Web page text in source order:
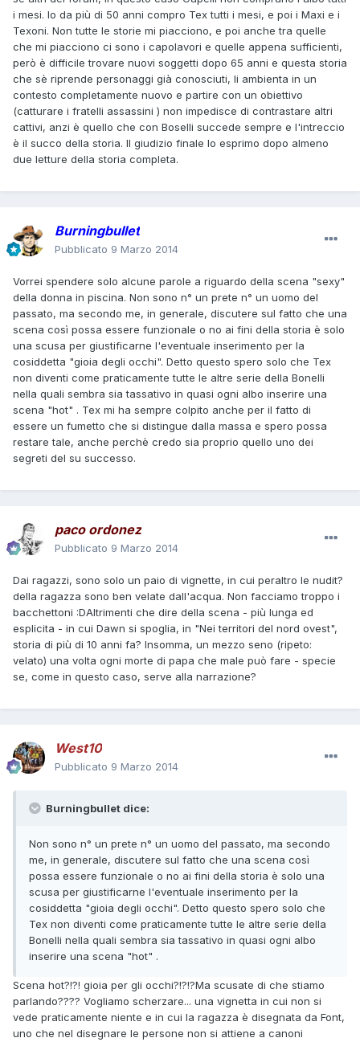
i mesi. Io da più di 50 anni compro Tex tutti i mesi, e poi i Maxi e i
Texoni. Non tutte le storie mi piacciono, e poi anche tra quelle
che mi piacciono ci sono i capolavori e quelle appena sufficienti,
però è difficile trovare nuovi soggetti dopo 65 anni e questa storia
che sè riprende personaggi già conosciuti, li ambienta in un
contesto completamente nuovo e partire con un obiettivo
(catturare i fratelli assassini ) non impedisce di contrastare altri
cattivi, anzi è quello che con Boselli succede sempre e l'intreccio
è il succo della storia. Il giudizio finale lo esprimo dopo almeno
due letture della storia completa.
Burningbullet
Pubblicato 9 Marzo 2014
Vorrei spendere solo alcune parole a riguardo della scena "sexy"
della donna in piscina. Non sono n° un prete n° un uomo del
passato, ma secondo me, in generale, discutere sul fatto che una
scena così possa essere funzionale o no ai fini della storia è solo
una scusa per giustificarne l'eventuale inserimento per la
cosiddetta "gioia degli occhi". Detto questo spero solo che Tex
non diventi come praticamente tutte le altre serie della Bonelli
nella quali sembra sia tassativo in quasi ogni albo inserire una
scena "hot" . Tex mi ha sempre colpito anche per il fatto di
essere un fumetto che si distingue dalla massa e spero possa
restare tale, anche perchè credo sia proprio quello uno dei
segreti del su successo.
paco ordonez
Pubblicato 9 Marzo 2014
Dai ragazzi, sono solo un paio di vignette, in cui peraltro le nudit?
della ragazza sono ben velate dall'acqua. Non facciamo troppo i
bacchettoni :DAltrimenti che dire della scena - più lunga ed
esplicita - in cui Dawn si spoglia, in "Nei territori del nord ovest",
storia di più di 10 anni fa? Insomma, un mezzo seno (ripeto:
velato) una volta ogni morte di papa che male può fare - specie
se, come in questo caso, serve alla narrazione?
West10
Pubblicato 9 Marzo 2014
Burningbullet dice:
Non sono n° un prete n° un uomo del passato, ma secondo
me, in generale, discutere sul fatto che una scena così
possa essere funzionale o no ai fini della storia è solo una
scusa per giustificarne l'eventuale inserimento per la
cosiddetta "gioia degli occhi". Detto questo spero solo che
Tex non diventi come praticamente tutte le altre serie della
Bonelli nella quali sembra sia tassativo in quasi ogni albo
inserire una scena "hot" .
Scena hot?!?! gioia per gli occhi?!?!?Ma scusate di che stiamo
parlando???? Vogliamo scherzare... una vignetta in cui non si
vede praticamente niente e in cui la ragazza è disegnata da Font,
uno che nel disegnare le persone non si attiene a canoni